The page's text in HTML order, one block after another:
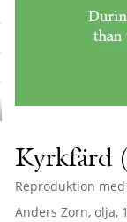
Kyrkfärd
Reproduktion
Anders Zorn, olja,